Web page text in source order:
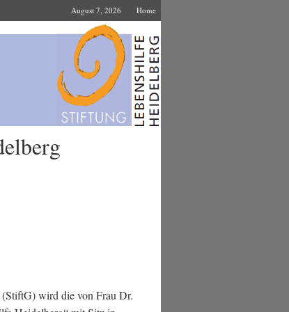
Home
August 7, 2026
wird die von Frau Dr.